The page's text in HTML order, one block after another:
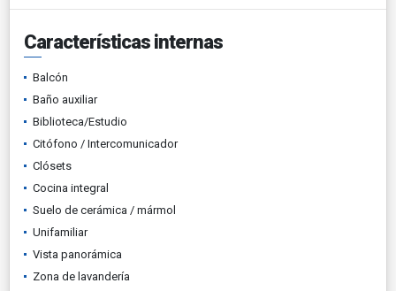
Características internas
Balcón
Baño auxiliar
Biblioteca/Estudio
Citófono / Intercomunicador
Clósets
Cocina integral
Suelo de cerámica / mármol
Unifamiliar
Vista panorámica
Zona de lavandería